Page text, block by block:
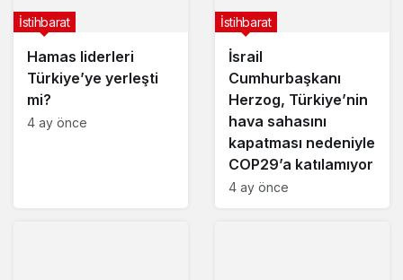
Hamas liderleri
Türkiye’ye yerleşti
mi?
İstihbarat
4 ay önce
İsrail
Cumhurbaşkanı
Herzog, Türkiye’nin
hava sahasını
kapatması nedeniyle
COP29’a katılamıyor
İstihbarat
4 ay önce